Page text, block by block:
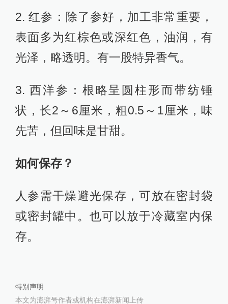
2. 红参：除了参好，加工非常重要，
表面多为红棕色或深红色，油润，有
光泽，略透明。有一股特异香气。
3. 西洋参：根略呈圆柱形而带纺锤
状，长2～6厘米，粗0.5～1厘米，味
先苦，但回味是甘甜。
如何保存？
人参需干燥避光保存，可放在密封袋
或密封罐中。也可以放于冷藏室内保
存。
特别声明
本文为澎湃号作者或机构在澎湃新闻上传